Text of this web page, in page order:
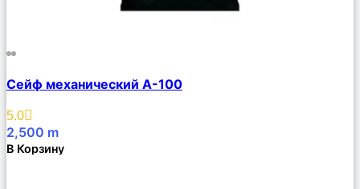
Описание
Избранное
Сейф механический А-100
5.0
2,500 m
В Корзину